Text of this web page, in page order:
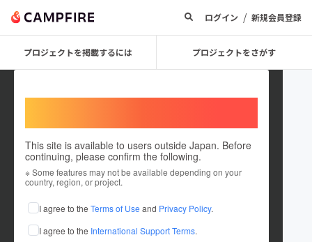
ログイン / 新規会員登録
プロジェクトを掲載するには プロジェクトをさがす
This site is available to users outside Japan. Before
continuing, please confirm the following.
※ Some features may not be available depending on your
country, region, or project.
I agree to the Terms of Use and Privacy Policy.
I agree to the International Support Terms.
Factyell_corp
これまでに3回支援して1件のプロジェクトを投稿しています
在住国：日本 現在地：静岡県